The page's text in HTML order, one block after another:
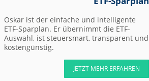
Oskar ist der einfache und intelligente
ETF-Sparplan. Er übernimmt die ETF-
Auswahl, ist steuersmart, transparent und
kostengünstig.
JETZT MEHR ERFAHREN